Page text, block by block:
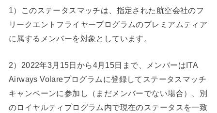
1）このステータスマッチは、指定された航空会社のフ
リークエントフライヤープログラムのプレミアムティア
に属するメンバーを対象としています。
2）2022年3月15日から4月15日まで、メンバーはITA
Airways Volareプログラムに登録してステータスマッチ
キャンペーンに参加し（まだメンバーでない場合）、別
のロイヤルティプログラム内で現在のステータスを一致